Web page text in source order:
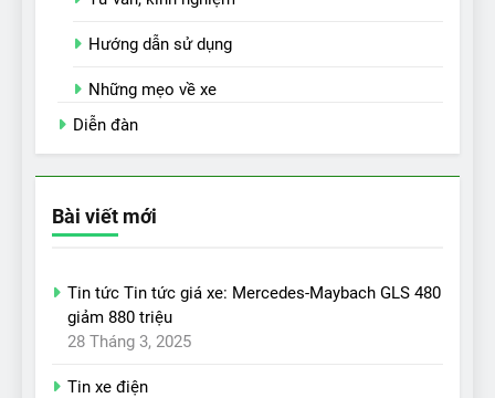
Hướng dẫn sử dụng
Những mẹo về xe
Diễn đàn
Bài viết mới
Tin tức Tin tức giá xe: Mercedes-Maybach GLS 480
giảm 880 triệu
28 Tháng 3, 2025
Tin xe điện